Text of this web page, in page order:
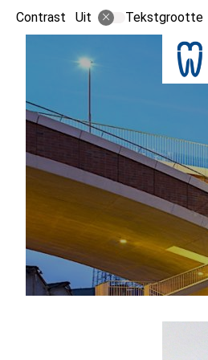
Contrast Uit Tekstgrootte